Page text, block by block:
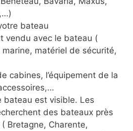
bateau
vendu avec le bateau (
marine, matériel de sécurité,
cabines, l’équipement de la
bateau est visible. Les
des bateaux près
Bretagne, Charente,